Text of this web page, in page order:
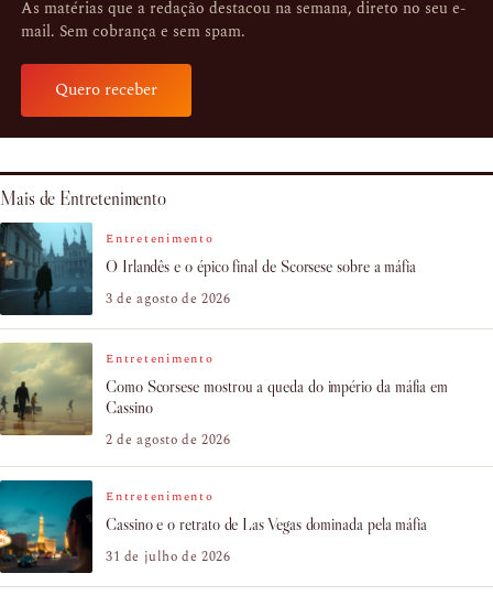
As matérias que a redação destacou na semana, direto no seu e-
mail. Sem cobrança e sem spam.
Quero receber
Mais de Entretenimento
Entretenimento
O Irlandês e o épico final de Scorsese sobre a máfia
3 de agosto de 2026
Entretenimento
Como Scorsese mostrou a queda do império da máfia em
Cassino
2 de agosto de 2026
Entretenimento
Cassino e o retrato de Las Vegas dominada pela máfia
31 de julho de 2026